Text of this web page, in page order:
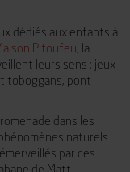
dédiés aux enfants à
Pitoufeu, la
leurs sens : jeux
toboggans, pont
dans les
naturels
par ces